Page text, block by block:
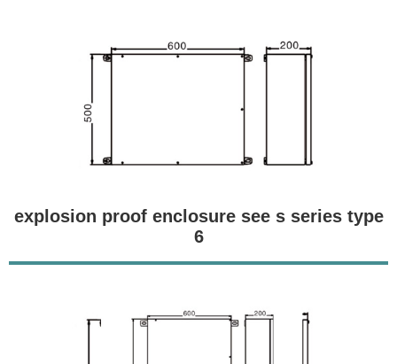
explosion proof enclosure see s series type
6